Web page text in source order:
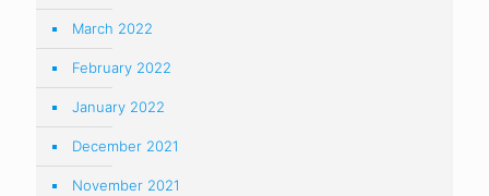
March 2022
February 2022
January 2022
December 2021
November 2021